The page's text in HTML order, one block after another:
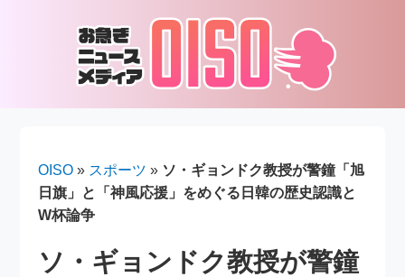
OISO » スポーツ » ソ・ギョンドク教授が警鐘「旭
日旗」と「神風応援」をめぐる日韓の歴史認識と
W杯論争
ソ・ギョンドク教授が警鐘